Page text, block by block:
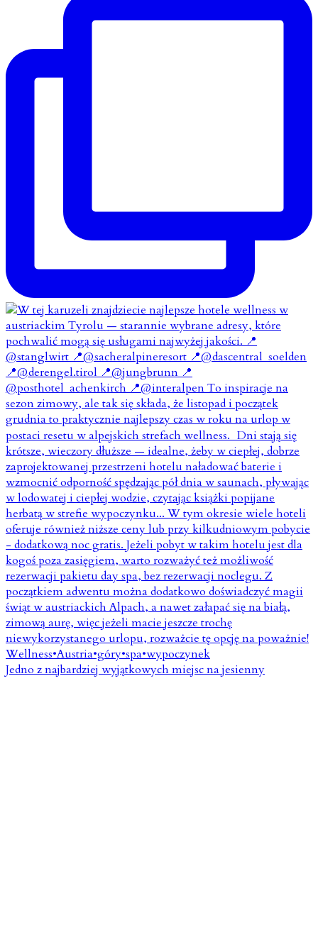
Jedno z najbardziej wyjątkowych miejsc na jesienny